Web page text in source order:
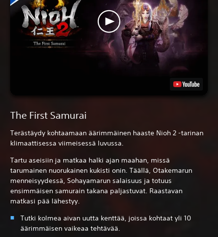
The First Samurai
Terästäydy kohtaamaan äärimmäinen haaste Nioh 2 -tarinan
klimaattisessa viimeisessä luvussa.
Tartu aseisiin ja matkaa halki ajan maahan, missä
tarumainen nuorukainen kukisti onin. Täällä, Otakemarun
menneisyydessä, Sohayamarun salaisuus ja totuus
ensimmäisen samurain takana paljastuvat. Raastavan
matkasi pää lähestyy.
Tutki kolmea aivan uutta kenttää, joissa kohtaat yli 10
äärimmäisen vaikeaa tehtävää.